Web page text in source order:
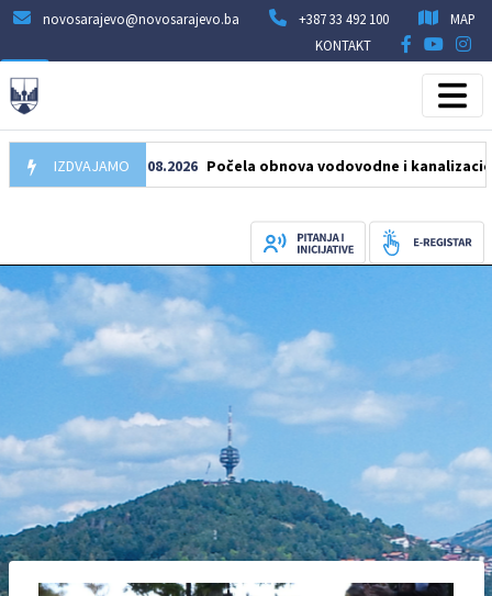
novosarajevo@novosarajevo.ba +387 33 492 100
MAP
KONTAKT
IZDVAJAMO
05.08.2026 Počela obnova vodovodne i kanalizacione